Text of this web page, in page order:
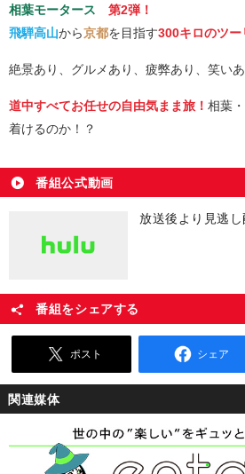
相葉モータース
第2弾！
飛騨高山から京都を目指す300キロのツー
絶景あり、グルメあり、疲弊あり、笑いあ
道中すべてお任せの自由気まま旅！ 相葉
着けるのか！？
番組公式動画
放送後より見逃し
番組をシェアする
ポスト シェア
関連媒体